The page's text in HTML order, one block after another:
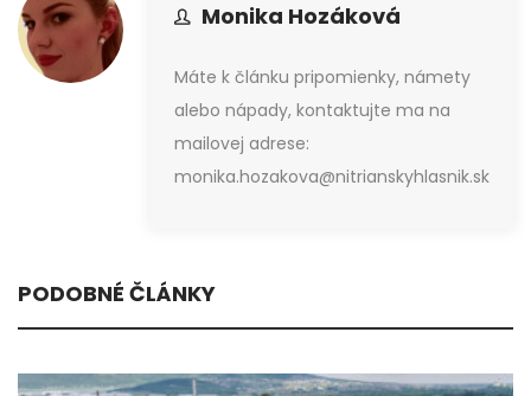
Monika Hozáková
Máte k článku pripomienky, námety
alebo nápady, kontaktujte ma na
mailovej adrese:
monika.hozakova@nitrianskyhlasnik.sk
PODOBNÉ ČLÁNKY